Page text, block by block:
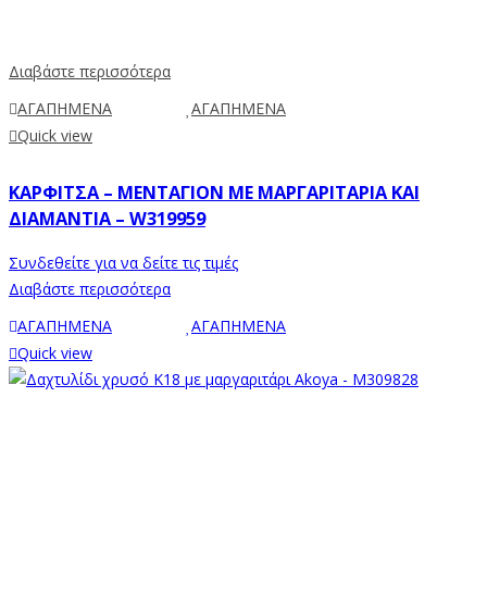
Διαβάστε περισσότερα
ΑΓΑΠΗΜΕΝΑ
ΑΓΑΠΗΜΕΝΑ
Quick view
ΚΑΡΦΊΤΣΑ – ΜΕΝΤΑΓΙΌΝ ΜΕ ΜΑΡΓΑΡΙΤΆΡΙΑ ΚΑΙ
ΔΙΑΜΆΝΤΙΑ – W319959
Συνδεθείτε για να δείτε τις τιμές
Διαβάστε περισσότερα
ΑΓΑΠΗΜΕΝΑ
ΑΓΑΠΗΜΕΝΑ
Quick view